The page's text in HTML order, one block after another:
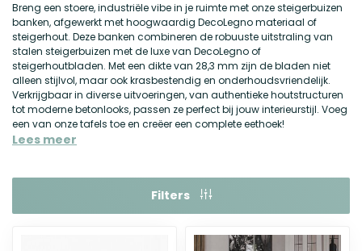
Breng een stoere, industriële vibe in je ruimte met onze steigerbuizen
banken, afgewerkt met hoogwaardig DecoLegno materiaal of
steigerhout. Deze banken combineren de robuuste uitstraling van
stalen steigerbuizen met de luxe van DecoLegno of
steigerhoutbladen. Met een dikte van 28,3 mm zijn de bladen niet
alleen stijlvol, maar ook krasbestendig en onderhoudsvriendelijk.
Verkrijgbaar in diverse uitvoeringen, van authentieke houtstructuren
tot moderne betonlooks, passen ze perfect bij jouw interieurstijl. Voeg
een van onze tafels toe en creëer een complete eethoek!
Lees meer
Filters